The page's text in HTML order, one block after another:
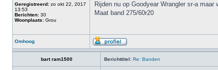
Geregistreerd: zo okt 22, 2017
13:53
Berichten: 30
Woonplaats: Grou
Rijden nu op Goodyear Wrangler sr-a
Maat band 275/60r20
Omhoog
bart ram1500 Berichttitel: Re: Banden